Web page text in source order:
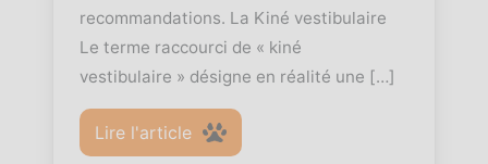
recommandations. La Kiné vestibulaire
Le terme raccourci de « kiné
vestibulaire » désigne en réalité une […]
Lire l'article